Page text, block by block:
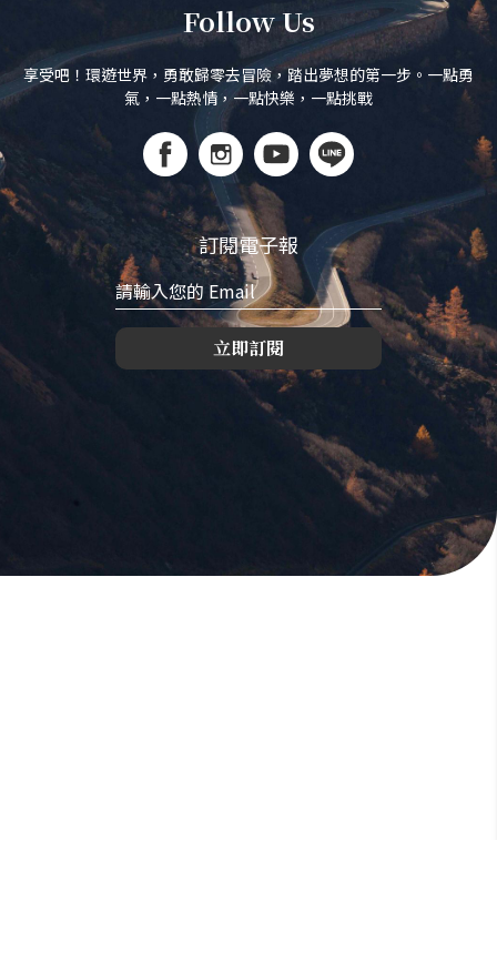
Follow Us
享受吧！環遊世界，勇敢歸零去冒險，踏出夢想的第一步。一點勇
氣，一點熱情，一點快樂，一點挑戰
訂閱電子報
立即訂閱